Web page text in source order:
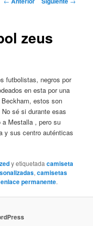
zeus
futbolistas, negros por
en esta por una
estos son
sé si durante esas
a Mestalla , pero su
y sus centro auténticas
y etiquetadacamiseta
,camisetas
enlace permanente.